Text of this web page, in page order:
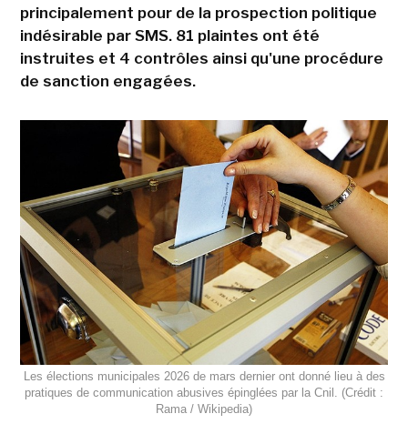
principalement pour de la prospection politique
indésirable par SMS. 81 plaintes ont été
instruites et 4 contrôles ainsi qu'une procédure
de sanction engagées.
Les élections municipales 2026 de mars dernier ont donné lieu à des
pratiques de communication abusives épinglées par la Cnil. (Crédit :
Rama / Wikipedia)